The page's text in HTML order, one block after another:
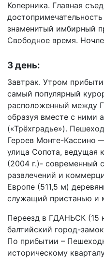
Коперника. Главная
знаменитый имбирный
Свободное время.
3 день:
Завтрак. Утром
самый популярный
расположенный между
образуя вместе с ними
(«Трёхградье»).
Героев Монте-Кассино
улица Сопота, ведущая
(2004 г.)- современный
развлечений и
Европе (511,5 м)
служащий пристанью и
Переезд в ГДАНЬСК (15
балтийский город-
По прибытии –
историческому